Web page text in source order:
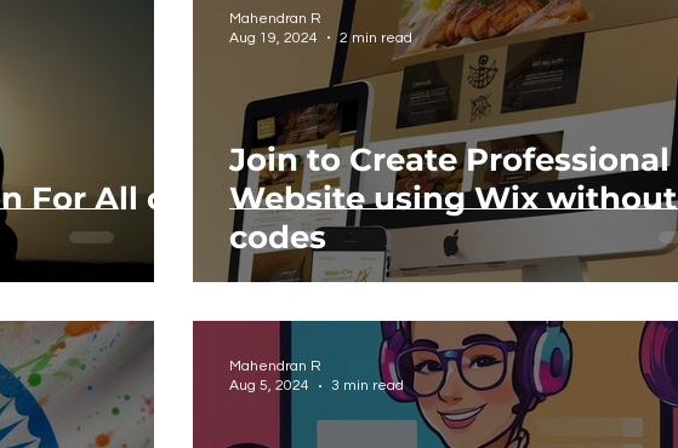
For All of
Join to Create Professional
Website using Wix without
codes
Mahendran R
Aug 19, 2024
2 min read
Mahendran R
Aug 5, 2024
3 min read